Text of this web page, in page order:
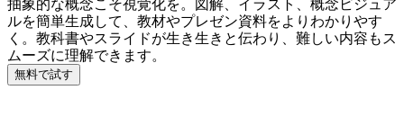
抽象的な概念こそ視覚化を。図解、イラスト、概念ビジュア
ルを簡単生成して、教材やプレゼン資料をよりわかりやす
く。教科書やスライドが生き生きと伝わり、難しい内容もス
ムーズに理解できます。
無料で試す